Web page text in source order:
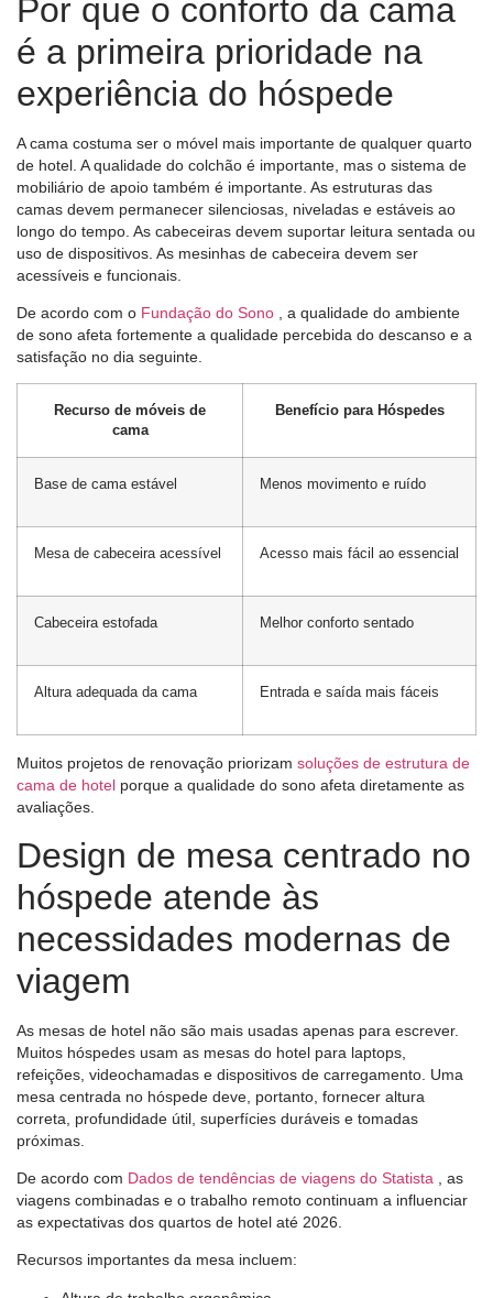
Por que o conforto da cama
é a primeira prioridade na
experiência do hóspede
A cama costuma ser o móvel mais importante de qualquer quarto
de hotel. A qualidade do colchão é importante, mas o sistema de
mobiliário de apoio também é importante. As estruturas das
camas devem permanecer silenciosas, niveladas e estáveis ​​ao
longo do tempo. As cabeceiras devem suportar leitura sentada ou
uso de dispositivos. As mesinhas de cabeceira devem ser
acessíveis e funcionais.
De acordo com o Fundação do Sono
, a qualidade do ambiente
de sono afeta fortemente a qualidade percebida do descanso e a
satisfação no dia seguinte.
Recurso de móveis de
cama
Benefício para Hóspedes
Base de cama estável Menos movimento e ruído
Mesa de cabeceira acessível Acesso mais fácil ao essencial
Cabeceira estofada Melhor conforto sentado
Altura adequada da cama Entrada e saída mais fáceis
Muitos projetos de renovação priorizam soluções de estrutura de
cama de hotel porque a qualidade do sono afeta diretamente as
avaliações.
Design de mesa centrado no
hóspede atende às
necessidades modernas de
viagem
As mesas de hotel não são mais usadas apenas para escrever.
Muitos hóspedes usam as mesas do hotel para laptops,
refeições, videochamadas e dispositivos de carregamento. Uma
mesa centrada no hóspede deve, portanto, fornecer altura
correta, profundidade útil, superfícies duráveis ​​e tomadas
próximas.
De acordo com Dados de tendências de viagens do Statista
, as
viagens combinadas e o trabalho remoto continuam a influenciar
as expectativas dos quartos de hotel até 2026.
Recursos importantes da mesa incluem: